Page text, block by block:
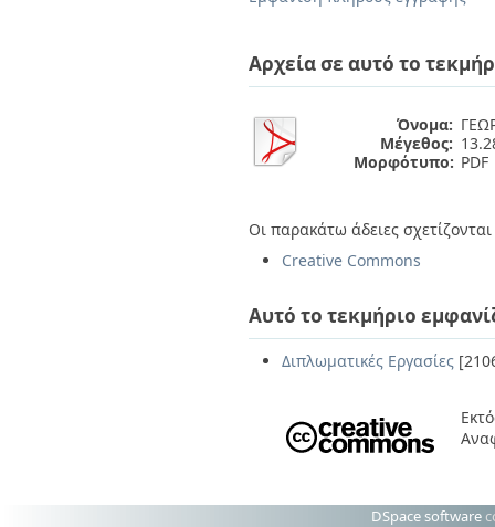
Αρχεία σε αυτό το
Όνομα:
Μέγεθος:
Μορφότυπο: PDF
Οι παρακάτω άδειες
Creative Commons
Αυτό το τεκμήριο
Διπλωματικές Εργασίες
DSpace software